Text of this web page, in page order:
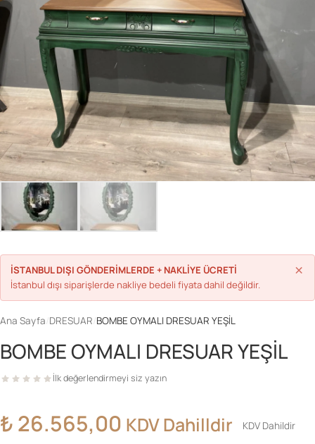
Parolanızı mı unuttunuz?
Hesap Oluştur
İSTANBUL DIŞI GÖNDERİMLERDE + NAKLİYE ÜCRETİ
İstanbul dışı siparişlerde nakliye bedeli fiyata dahil değildir.
×
Ana Sayfa DRESUAR BOMBE OYMALI DRESUAR YEŞİL
BOMBE OYMALI DRESUAR YEŞİL
İlk değerlendirmeyi siz yazın
₺26.565,00 KDV Dahilldir KDV Dahildir